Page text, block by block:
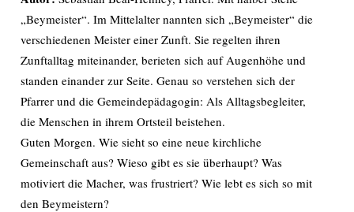
„Beymeister“. Im Mittelalter nannten sich „Beymeister“ die
verschiedenen Meister einer Zunft. Sie regelten ihren
Zunftalltag miteinander, berieten sich auf Augenhöhe und
standen einander zur Seite. Genau so verstehen sich der
Pfarrer und die Gemeindepädagogin: Als Alltagsbegleiter,
die Menschen in ihrem Ortsteil beistehen.
Guten Morgen. Wie sieht so eine neue kirchliche
Gemeinschaft aus? Wieso gibt es sie überhaupt? Was
motiviert die Macher, was frustriert? Wie lebt es sich so mit
den Beymeistern?